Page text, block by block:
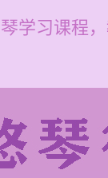
学习课程